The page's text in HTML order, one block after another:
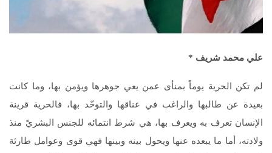
علي محمد شريف *
لم تكن الحرية يوماً بمنأى عمن يعي جوهرها ويؤمن بها، وما كانت
بعيدة عن طالبها والراغب في عناقها والتوحّد بها، فالحرية قرينة
الإنسان تعرف به ويعرف بها، هي شرط انتمائه للجنس البشريّ منذ
ولادته، أما ما يبعده عنها ويحول بينه وبينها فهي قوى وعوامل طارئة